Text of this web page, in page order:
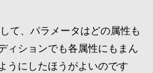
て、パラメータはどの属性も
ィションでも各属性にもまん
うにしたほうがよいのです